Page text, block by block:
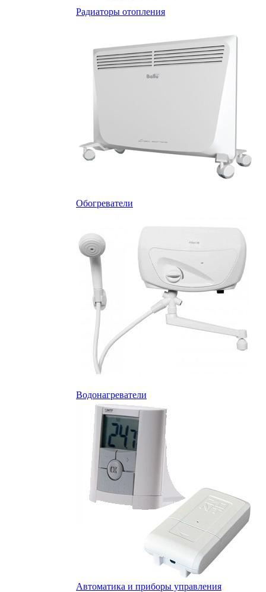
Радиаторы отопления
Обогреватели
Водонагреватели
Автоматика и приборы управления